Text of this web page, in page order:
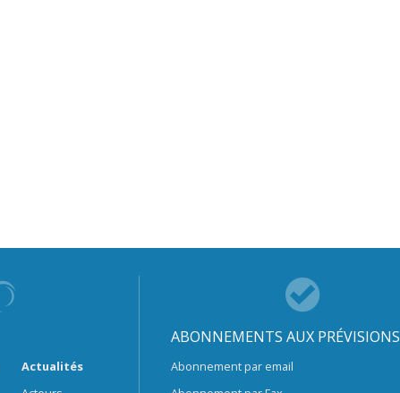
Actualités
ABONNEMENTS AUX PRÉVISIONS
Abonnement par email